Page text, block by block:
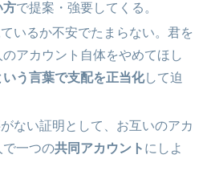
方で提案・強要してくる。
ているか不安でたまらない。君を
アカウント自体をやめてほし
いう言葉で支配を正当化して迫
がない証明として、お互いのアカ
で一つの共同アカウント にしよ